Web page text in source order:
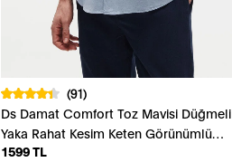
(91)
Ds Damat Comfort Toz Mavisi Düğmeli
Yaka Rahat Kesim Keten Görünümlü
%100 Pamuk Gömlek
1599 TL